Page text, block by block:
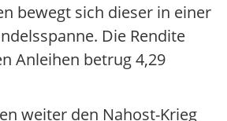
bewegt sich dieser in einer
Die Rendite
Anleihen betrug 4,29
weiter den Nahost-Krieg